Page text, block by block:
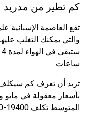
كم تطير من مدريد
ساعات.
تريد أن تعرف كم سيكلف
المتوسط ​​تكلف 19400-23500 روبل.